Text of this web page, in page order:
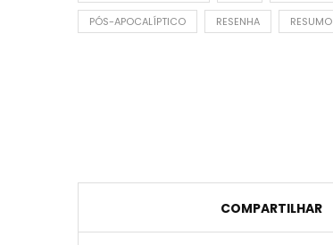
PÓS-APOCALÍPTICO RESENHA RESUMO
COMPARTILHAR